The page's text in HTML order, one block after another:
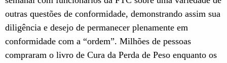
outras questões de conformidade, demonstrando assim sua
diligência e desejo de permanecer plenamente em
conformidade com a “ordem”. Milhões de pessoas
compraram o livro de Cura da Perda de Peso enquanto os